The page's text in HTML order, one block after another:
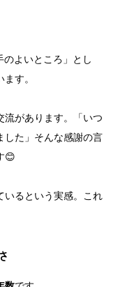
よいところ」とし
す。
流があります。「いつ
した」そんな感謝の言
😊
いるという実感。これ